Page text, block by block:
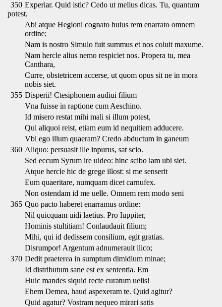
350 Experiar. Quid istic? Cedo ut melius dicas. Tu, quantum
potest,
Abi atque Hegioni cognato huius rem enarrato omnem
ordine;
Nam is nostro Simulo fuit summus et nos coluit maxume.
Nam hercle alius nemo respiciet nos. Propera tu, mea
Canthara,
Curre, obstetricem accerse, ut quom opus sit ne in mora
nobis siet.
355 Disperii! Ctesiphonem audiui filium
Vna fuisse in raptione cum Aeschino.
Id misero restat mihi mali si illum potest,
Qui aliquoi reist, etiam eum id nequitiem adducere.
Vbi ego illum quaeram? Credo abductum in ganeum
360 Aliquo: persuasit ille inpurus, sat scio.
Sed eccum Syrum ire uideo: hinc scibo iam ubi siet.
Atque hercle hic de grege illost: si me senserit
Eum quaeritare, numquam dicet carnufex.
Non ostendam id me uelle. Omnem rem modo seni
365 Quo pacto haberet enarramus ordine:
Nil quicquam uidi laetius. Pro Iuppiter,
Hominis stultitiam! Conlaudauit filium;
Mihi, qui id dedissem consilium, egit gratias.
Disrumpor! Argentum adnumerauit ilico;
370 Dedit praeterea in sumptum dimidium minae;
Id distributum sane est ex sententia. Em
Huic mandes siquid recte curatum uelis!
Ehem Demea, haud aspexeram te. Quid agitur?
Quid agatur? Vostram nequeo mirari satis